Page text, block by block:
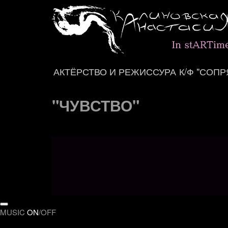
АКТЁРСТВО И РЕЖИССУРА К/Ф
"ЧУВСТВО"
MUSIC ON/OFF